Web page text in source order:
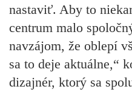
nastaviť. Aby to
centrum malo
navzájom, že oblepí
sa to deje aktuálne,“
dizajnér, ktorý sa